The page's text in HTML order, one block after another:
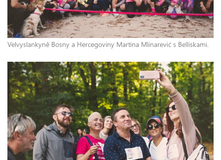
Velvyslankyně Bosny a Hercegoviny Martina Mlinarević s Belliskami.